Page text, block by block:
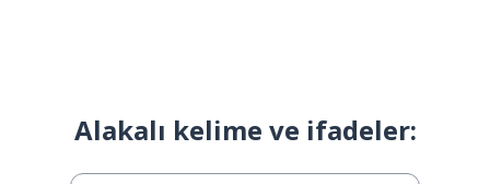
Alakalı kelime ve ifadeler: